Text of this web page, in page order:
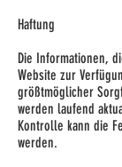
Haftung
Die Informationen,
Website zur
größtmöglicher
werden laufend
Kontrolle kann die
werden.